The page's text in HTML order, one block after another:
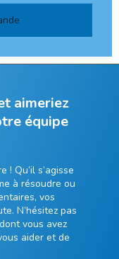
aimeriez
équipe
Qu’il s’agisse
à résoudre ou
vos
N’hésitez pas
vous avez
aider et de